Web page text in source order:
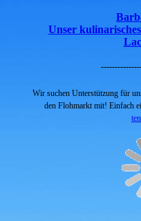
Unser
Wir suchen Unterstützung für
den Flohmarkt mit! Einfach